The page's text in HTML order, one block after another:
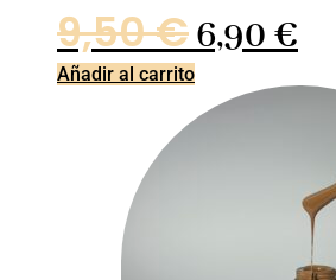
9,50€El
precio
original
9,50 €.
6,90€
Añadir al carrito